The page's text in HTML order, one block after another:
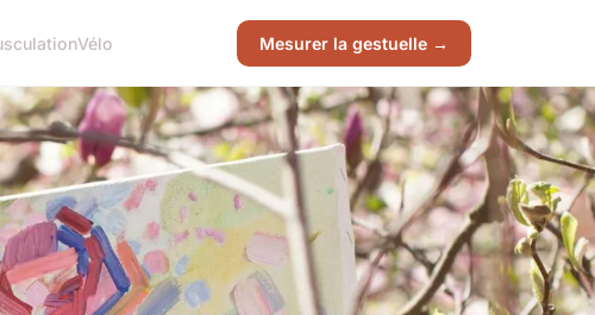
Vélo Mesurer la gestuelle →